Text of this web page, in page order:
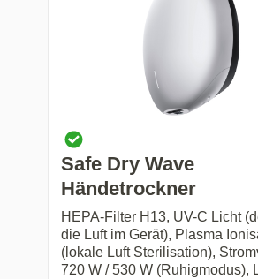
Safe Dry Wave
Händetrockner
HEPA-Filter H13, UV-C Licht
die Luft im Gerät), Plasma
(lokale Luft Sterilisation),
720 W / 530 W (Ruhigmodus),